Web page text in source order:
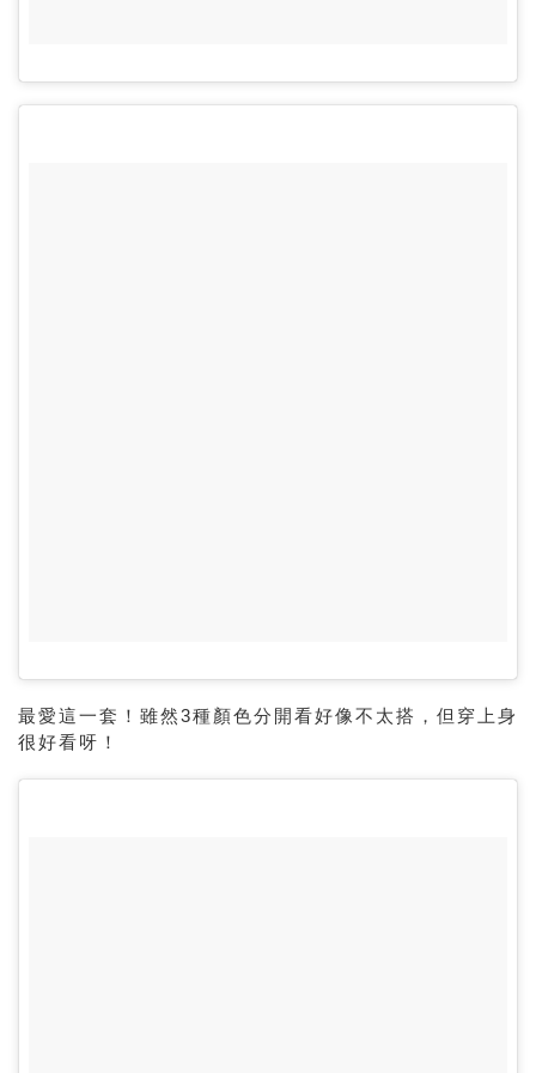
最愛這一套！雖然3種顏色分開看好像不太搭，但穿上身
很好看呀！